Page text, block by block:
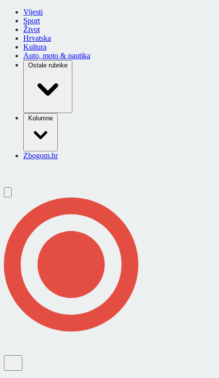
Vijesti
Sport
Život
Hrvatska
Kultura
Auto, moto & nautika
Ostale rubrike
Kolumne
Zbogom.hr